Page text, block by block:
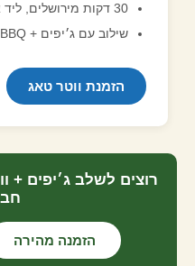
30 דקות מירושלים, ליד אבנת
שילוב עם ג׳יפים + BBQ זמין
הזמנת ווטר טאג
רוצים לשלב ג׳יפים +
הזמנה מהירה